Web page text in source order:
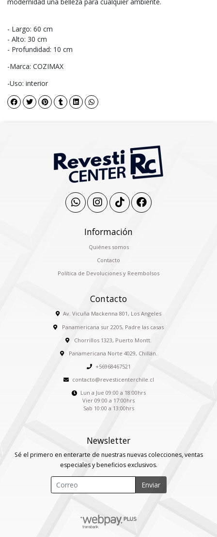
- Largo: 60 cm
- Alto: 30 cm
- Profundidad: 10 cm
-Marca: COZIMAX
-Uso: interior
Información
Quiénes somos
Contacto
Política de Devoluciones y Reembolsos
Contacto
Av. Vicuña Mackenna 801, Los Angeles
Panamericana sur 2205, Padre las casas
Chorrillos 1323, Puerto Montt.
Panamericana Norte 4029, Chillán.
+56968467521
contacto@revesticenterchile.cl
Lun a Jue 09:00 a 18:00hrs
Vier 09:00 a 17:00hrs
Sab 10:00 a 13:00hrs
Newsletter
Sé el primero en enterarte de nuestras nuevas colecciones, ventas
especiales y beneficios exclusivos.
Enviar